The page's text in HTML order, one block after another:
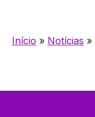
Início » Notícias »